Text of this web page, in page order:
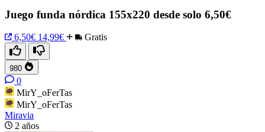
Juego funda nórdica 155x220 desde solo 6,50€
6,50€ 14,99€ Gratis
980
0
MirY_oFerTas
MirY_oFerTas
Miravia
2 años